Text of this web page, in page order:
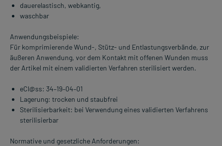
dauerelastisch, webkantig,
waschbar
Anwendungsbeispiele:
Für komprimierende Wund-, Stütz- und Entlastungsverbände, zur
äußeren Anwendung, vor dem Kontakt mit offenen Wunden muss
der Artikel mit einem validierten Verfahren sterilisiert werden.
eCl@ss: 34–19–04–01
Lagerung: trocken und staubfrei
Sterilisierbarkeit: bei Verwendung eines validierten Verfahrens
sterilisierbar
Normative und gesetzliche Anforderungen: